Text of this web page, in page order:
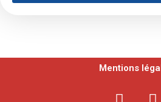
Mentions
F
Y